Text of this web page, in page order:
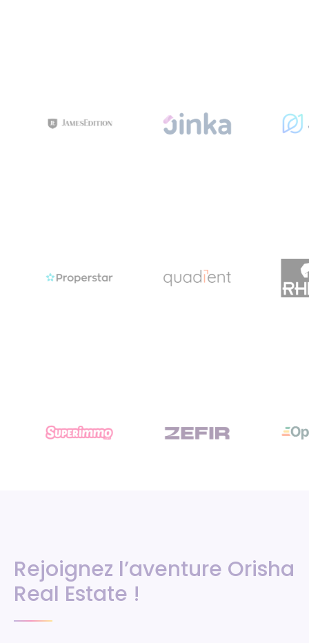
Rejoignez l’aventure Orisha
Real Estate !